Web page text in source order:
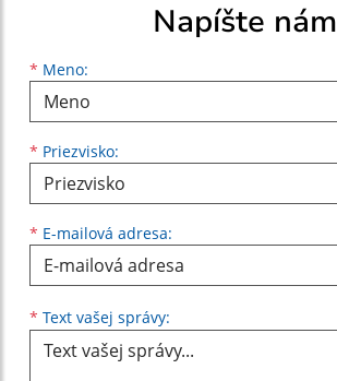
Napíšte nám
* Meno:
Meno
* Priezvisko:
Priezvisko
* E-mailová adresa:
E-mailová adresa
* Text vašej správy: